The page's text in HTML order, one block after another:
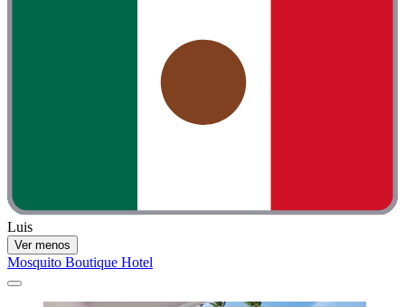
Luis
Ver menos
Mosquito Boutique Hotel